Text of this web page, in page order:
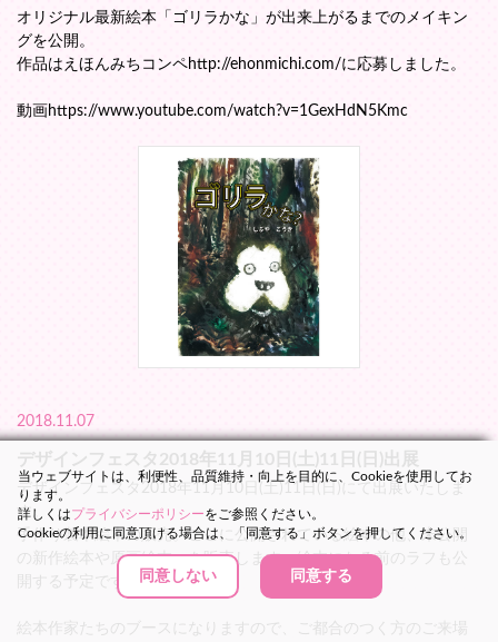
オリジナル最新絵本「ゴリラかな」が出来上がるまでのメイキン
グを公開。
作品はえほんみちコンペhttp://ehonmichi.com/に応募しました。
動画https://www.youtube.com/watch?v=1GexHdN5Kmc
2018.11.07
デザインフェスタ2018年11月10日(土)11日(日)出展
デザインフェスタ2018年11月10日(土)11日(日)にて出展いたしま
す。
手作り製本絵本の販売。ここに公開されている絵本の他、未公開
の新作絵本や原画絵本、を販売します。絵本になる前のラフも公
開する予定です。
絵本作家たちのブースになりますので、ご都合のつく方のご来場
当ウェブサイトは、利便性、品質維持・向上を目的に、Cookieを使用してお
ります。
詳しくはプライバシーポリシーをご参照ください。
Cookieの利用に同意頂ける場合は、「同意する」ボタンを押してください。
同意しない 同意する